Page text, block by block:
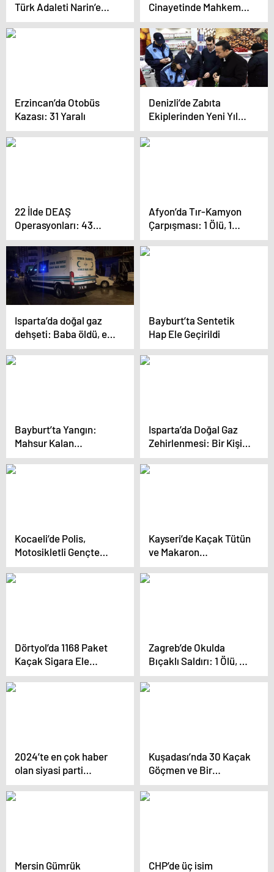
Türk Adaleti Narin’e
Kıyanlara Cezayı Verdi
Cinayetinde Mahkeme
Kararı Eleştirildi
Erzincan’da Otobüs
Kazası: 31 Yaralı
Denizli’de Zabıta
Ekiplerinden Yeni Yıl
Öncesi Gıda Denetimi
22 İlde DEAŞ
Operasyonları: 43
Tutuklama
Afyon’da Tır-Kamyon
Çarpışması: 1 Ölü, 1
Yaralı
Isparta’da doğal gaz
dehşeti: Baba öldü, eşi
ve iki çocuğu tedavi
görüyor
Bayburt’ta Sentetik
Hap Ele Geçirildi
Bayburt’ta Yangın:
Mahsur Kalan
Vatandaş Kurtarıldı
Isparta’da Doğal Gaz
Zehirlenmesi: Bir Kişi
Hayatını Kaybetti
Kocaeli’de Polis,
Motosikletli Gençte
Ölüme Neden Oldu
Kayseri’de Kaçak Tütün
ve Makaron
Operasyonu
Dörtyol’da 1168 Paket
Kaçak Sigara Ele
Geçirildi
Zagreb’de Okulda
Bıçaklı Saldırı: 1 Ölü, 6
Yaralı
2024’te en çok haber
olan siyasi parti
liderleri! Erdoğan fark
attı
Kuşadası’nda 30 Kaçak
Göçmen ve Bir
Organizator Yakalandı
Mersin Gümrük
CHP’de üç isim